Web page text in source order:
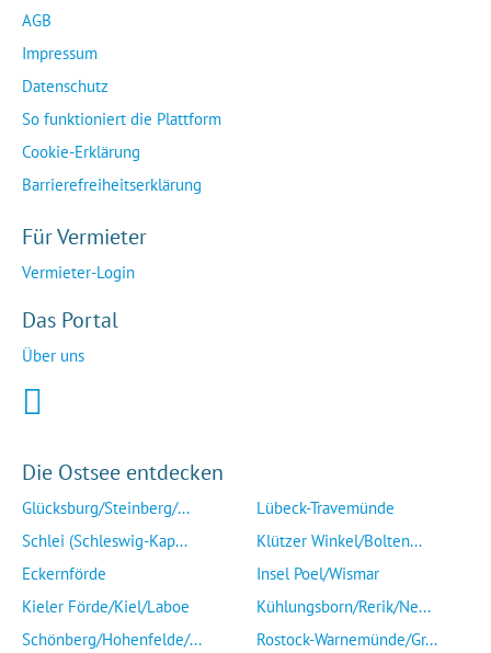
AGB
Impressum
Datenschutz
So funktioniert die Plattform
Cookie-Erklärung
Barrierefreiheitserklärung
Für Vermieter
Vermieter-Login
Das Portal
Über uns
Die Ostsee entdecken
Glücksburg/Steinberg/...
Schlei (Schleswig-Kap...
Eckernförde
Kieler Förde/Kiel/Laboe
Schönberg/Hohenfelde/...
Lübeck-Travemünde
Klützer Winkel/Bolten...
Insel Poel/Wismar
Kühlungsborn/Rerik/Ne...
Rostock-Warnemünde/Gr...